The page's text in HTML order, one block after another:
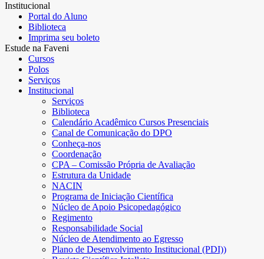
Institucional
Portal do Aluno
Biblioteca
Imprima seu boleto
Estude na Faveni
Cursos
Polos
Serviços
Institucional
Serviços
Biblioteca
Calendário Acadêmico Cursos Presenciais
Canal de Comunicação do DPO
Conheça-nos
Coordenação
CPA – Comissão Própria de Avaliação
Estrutura da Unidade
NACIN
Programa de Iniciação Científica
Núcleo de Apoio Psicopedagógico
Regimento
Responsabilidade Social
Núcleo de Atendimento ao Egresso
Plano de Desenvolvimento Institucional (PDI))